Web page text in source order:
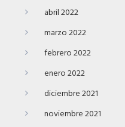
abril 2022
marzo 2022
febrero 2022
enero 2022
diciembre 2021
noviembre 2021